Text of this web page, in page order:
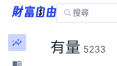
有量 5233